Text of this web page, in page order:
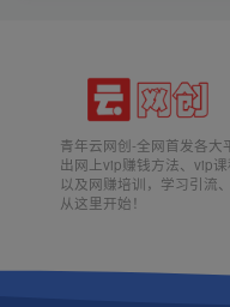
青年云网创-全网首发各大
出网上vip赚钱方法、vip
以及网赚培训，学习引流
从这里开始！